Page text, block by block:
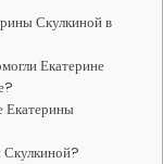
Скулкиной в
Екатерине
Екатерины
Скулкиной?